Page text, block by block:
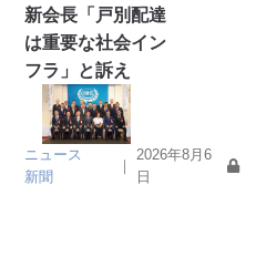
新会長「戸別配達
は重要な社会イン
フラ」と訴え
ニュース
新聞
｜
2026年8月6
日